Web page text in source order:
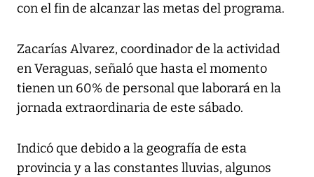
con el fin de alcanzar las metas del programa.
Zacarías Alvarez, coordinador de la actividad
en Veraguas, señaló que hasta el momento
tienen un 60% de personal que laborará en la
jornada extraordinaria de este sábado.
Indicó que debido a la geografía de esta
provincia y a las constantes lluvias, algunos